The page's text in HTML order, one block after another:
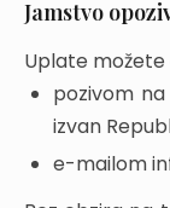
Jamstvo
Uplate možete
pozivom
izvan
e-mailom